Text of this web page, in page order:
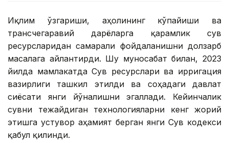
Иқлим ўзгариши, аҳолининг кўпайиши ва
трансчегаравий дарёларга қарамлик сув
ресурсларидан самарали фойдаланишни долзарб
масалага айлантирди. Шу муносабат билан, 2023
йилда мамлакатда Сув ресурслари ва ирригация
вазирлиги ташкил этилди ва соҳадаги давлат
сиёсати янги йўналишни эгаллади. Кейинчалик
сувни тежайдиган технологияларни кенг жорий
этишга устувор аҳамият берган янги Сув кодекси
қабул қилинди.